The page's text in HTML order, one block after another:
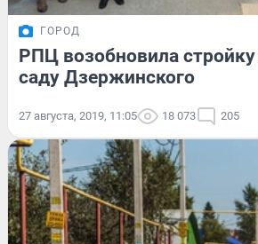
ГОРОД
РПЦ возобновила
cаду Дзержинского
27 августа, 2019, 11:05 18 073 205